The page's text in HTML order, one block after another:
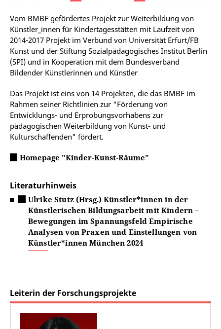
Vom BMBF gefördertes Projekt zur Weiterbildung von
Künstler_innen für Kindertagesstätten mit Laufzeit von
2014-2017 Projekt im Verbund von Universität Erfurt/FB
Kunst und der Stiftung Sozialpädagogisches Institut Berlin
(SPI) und in Kooperation mit dem Bundesverband
Bildender Künstlerinnen und Künstler
Das Projekt ist eins von 14 Projekten, die das BMBF im
Rahmen seiner Richtlinien zur "Förderung von
Entwicklungs- und Erprobungsvorhabens zur
pädagogischen Weiterbildung von Kunst- und
Kulturschaffenden" fördert.
Homepage "Kinder-Kunst-Räume"
Literaturhinweis
Ulrike Stutz (Hrsg.) Künstler*innen in der
Künstlerischen Bildungsarbeit mit Kindern –
Bewegungen im Spannungsfeld Empirische
Analysen von Praxen und Einstellungen von
Künstler*innen München 2024
Leiterin der Forschungsprojekte